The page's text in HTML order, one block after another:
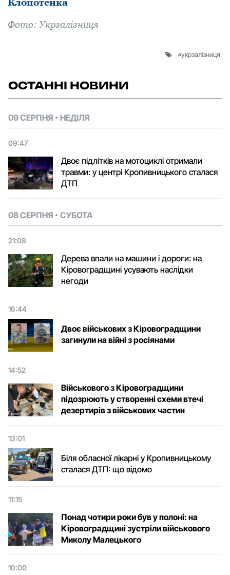
Клопотенка
Фoтo: Укрзалізниця
укрзалізниця
ОСТАННІ НОВИНИ
09 СЕРПНЯ НЕДІЛЯ
09:47
Двоє підлітків на мотоциклі отримали
травми: у центрі Кропивницького сталася
ДТП
08 СЕРПНЯ СУБОТА
21:08
Дерева впали на машини і дороги: на
Кіровоградщині усувають наслідки
негоди
16:44
Двоє військових з Кіровоградщини
загинули на війні з росіянами
14:52
Військового з Кіровоградщини
підозрюють у створенні схеми втечі
дезертирів з військових частин
13:01
Біля обласної лікарні у Кропивницькому
сталася ДТП: що відомо
11:15
Понад чотири роки був у полоні: на
Кіровоградщині зустріли військового
Микoлу Малецькoгo
10:00